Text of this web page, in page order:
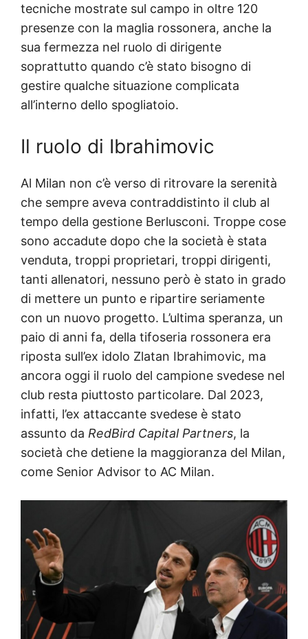
tecniche mostrate sul campo in oltre 120
presenze con la maglia rossonera, anche la
sua fermezza nel ruolo di dirigente
soprattutto quando c’è stato bisogno di
gestire qualche situazione complicata
all’interno dello spogliatoio.
Il ruolo di Ibrahimovic
Al Milan non c’è verso di ritrovare la serenità
che sempre aveva contraddistinto il club al
tempo della gestione Berlusconi. Troppe cose
sono accadute dopo che la società è stata
venduta, troppi proprietari, troppi dirigenti,
tanti allenatori, nessuno però è stato in grado
di mettere un punto e ripartire seriamente
con un nuovo progetto. L’ultima speranza, un
paio di anni fa, della tifoseria rossonera era
riposta sull’ex idolo Zlatan Ibrahimovic, ma
ancora oggi il ruolo del campione svedese nel
club resta piuttosto particolare. Dal 2023,
infatti, l’ex attaccante svedese è stato
assunto da RedBird Capital Partners, la
società che detiene la maggioranza del Milan,
come Senior Advisor to AC Milan.